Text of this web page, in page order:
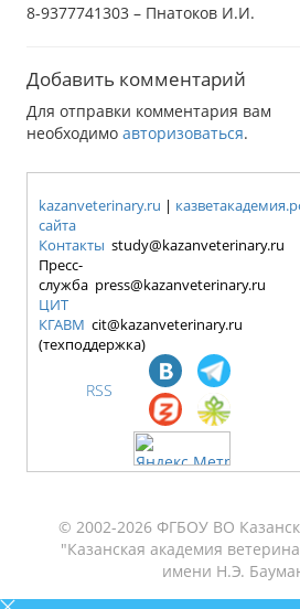
8-9377741303 – Пнатоков И.И.
Добавить комментарий
Для отправки комментария вам
необходимо авторизоваться.
kazanveterinary.ru |
сайта
Контакты study@kazanveterinary.ru
Пресс-
служба press@kazanveterinary.ru
ЦИТ
КГАВМ cit@kazanveterinary.ru
(техподдержка)
RSS
© 2002-2026 ФГБОУ ВО
"Казанская академия
имени Н.Э.